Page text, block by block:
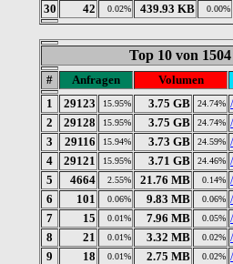
30 42 0.02% 439.93 KB 0.00%
Top 10 von
# Anfragen
Volumen
1
29123 15.95% 3.75 GB 24.74%
2
29128 15.95% 3.75 GB 24.74%
3
29116 15.94% 3.73 GB 24.59%
4
29121 15.95% 3.71 GB 24.46%
5
4664 2.55% 21.76 MB 0.14% /
6
101 0.06% 9.83 MB 0.06%
7
15 0.01% 7.96 MB 0.05%
8
21 0.01% 3.32 MB 0.02%
9
18 0.01% 2.75 MB 0.02%